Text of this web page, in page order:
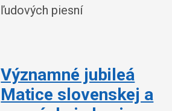
ľudových piesní
Významné jubileá
Matice slovenskej a